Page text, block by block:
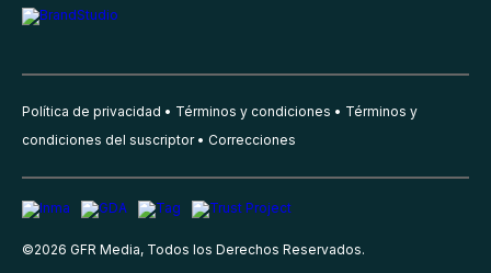
Política de privacidad Términos y condiciones
Términos y
condiciones del suscriptor
Correcciones
©2026 GFR Media, Todos los Derechos Reservados.